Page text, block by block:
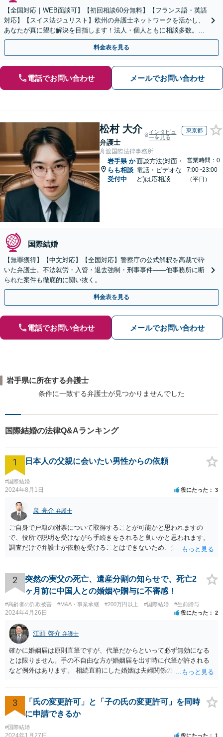
【全国対応｜WEB面談可】【初回相談60分無料】【フランス語・英語
対応】【スイス法ジュリスト】欧州の弁護士ネットワークを活かし、
あなたが真に望む解決を目指します！法人・個人ともに相談多数。細
やかな連絡と粘り強い交渉を徹底【休日・夜間相談可】
料金表を見る
電話でお問い合わせ メールでお問い合わせ
松村 大介
弁護士
インタビュ
ーを見る
東京都
舟渡国際法律事務所
岩手県 か
らも相談
受付中
面談方法(対面・
電話・ビデオな
ど)は応相談
営業時間：0
7:00~23:00
（平日）
国際結婚
【無罪獲得】【中文対応】【全国対応】警察庁の公式解釈を高裁で砕
いた弁護士。不法就労・入管・退去強制・刑事事件——他事務所に断
られた案件も徹底的に闘い抜く。
料金表を見る
電話でお問い合わせ メールでお問い合わせ
岩手県に所在する弁護士
条件に一致する弁護士が見つかりませんでした
国際結婚の法律Q&Aランキング
1 日本人の父親に会いたい男性からの依頼
#国際結婚
2024年8月1日 役にたった 3
泉 亮介 弁護士
ご自身で戸籍の附票について取得することが可能かと思われますの
で、役所で説明を受けながら手続きをされると良いかと思われます。
調査だけで弁護士が依頼を受けることはできないため、父親に対して
ょう。
2
突然の実父の死亡、遺産分割の知らせで、死亡2
ヶ月前に中国人との婚姻や贈与に不審感！
#高齢者の詐欺被害 #M&A・事業承継 #200万円以上 #国際結婚 #生前贈与
2024年4月26日 役にたった 2
江頭 啓介 弁護士
確かに婚姻届は原則直筆ですが、代筆だからといって必ず無効になる
とは限りません。手の不自由な方が婚姻届を出す時に代筆が許される
など例外はあります。 相続直前にした婚姻は夫婦関係の形成を目的と
わかりません、分かりやすく解説していただけませんでしょうか？ →
婚姻が成立するには二つの要素が必要と言われております。一つは届
出ですが、もう一つは双方の婚姻意思です。 婚姻意思は、夫婦として
相互に助け合いながら生活していく意思というとイメージしやすいか
と思います。 ここで、相続目的での婚姻をみてみます。これは夫婦と
3
「氏の変更許可」と「子の氏の変更許可」を同時
に申請できるか
#国際結婚
2024年1月27日 役にたった 1